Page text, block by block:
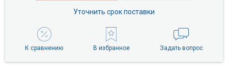
Уточнить срок поставки
К сравнению В избранное Задать вопрос